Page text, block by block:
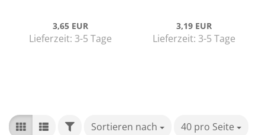
3,65 EUR
Lieferzeit: 3-5 Tage
3,19 EUR
Lieferzeit: 3-5 Tage
FILTERSortieren nach
Sortieren nach 40 pro Seite
pro Seite